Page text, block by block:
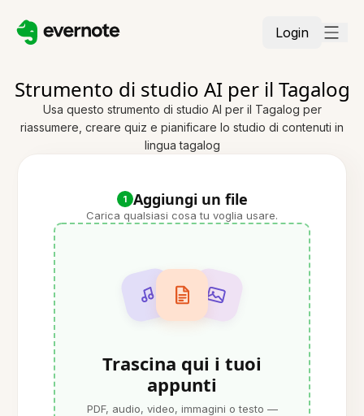
Login
Strumento di studio AI per il Tagalog
Usa questo strumento di studio AI per il Tagalog per
riassumere, creare quiz e pianificare lo studio di contenuti in
lingua tagalog
1 Aggiungi un file
Carica qualsiasi cosa tu voglia usare.
Trascina qui i tuoi
appunti
PDF, audio, video, immagini o testo —